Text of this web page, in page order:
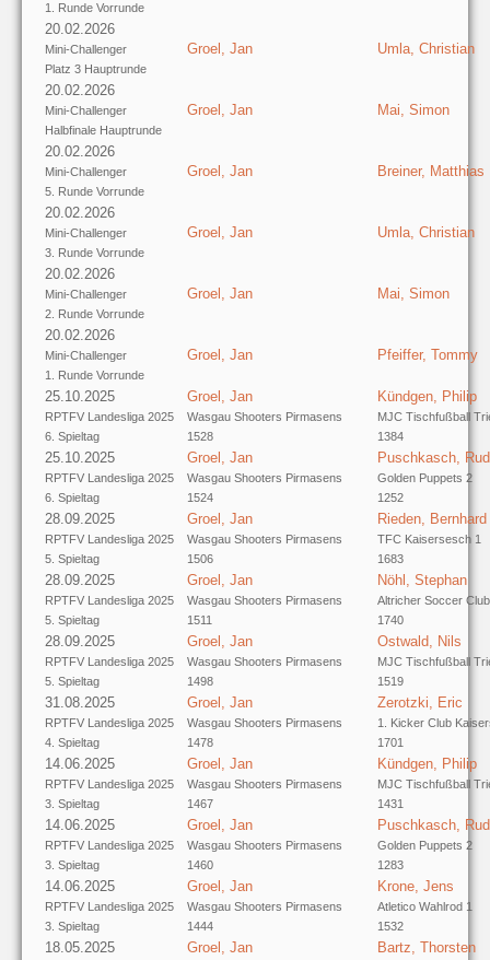
1. Runde Vorrunde
20.02.2026
Mini-Challenger
Platz 3 Hauptrunde
Groel, Jan Umla, Christian
20.02.2026
Mini-Challenger
Halbfinale Hauptrunde
Groel, Jan Mai, Simon
20.02.2026
Mini-Challenger
5. Runde Vorrunde
Groel, Jan Breiner, Matthias
20.02.2026
Mini-Challenger
3. Runde Vorrunde
Groel, Jan Umla, Christian
20.02.2026
Mini-Challenger
2. Runde Vorrunde
Groel, Jan Mai, Simon
20.02.2026
Mini-Challenger
1. Runde Vorrunde
Groel, Jan Pfeiffer, Tommy
25.10.2025
RPTFV Landesliga 2025
6. Spieltag
Groel, Jan
Wasgau Shooters Pirmasens
1528
Kündgen, Philip
MJC Tischfußball
1384
25.10.2025
RPTFV Landesliga 2025
6. Spieltag
Groel, Jan
Wasgau Shooters Pirmasens
1524
Puschkasch,
Golden Puppets 2
1252
28.09.2025
RPTFV Landesliga 2025
5. Spieltag
Groel, Jan
Wasgau Shooters Pirmasens
1506
Rieden, Bernhard
TFC Kaisersesch 1
1683
28.09.2025
RPTFV Landesliga 2025
5. Spieltag
Groel, Jan
Wasgau Shooters Pirmasens
1511
Nöhl, Stephan
Altricher Soccer Club
1740
28.09.2025
RPTFV Landesliga 2025
5. Spieltag
Groel, Jan
Wasgau Shooters Pirmasens
1498
Ostwald, Nils
MJC Tischfußball
1519
31.08.2025
RPTFV Landesliga 2025
4. Spieltag
Groel, Jan
Wasgau Shooters Pirmasens
1478
Zerotzki, Eric
1. Kicker Club
1701
14.06.2025
RPTFV Landesliga 2025
3. Spieltag
Groel, Jan
Wasgau Shooters Pirmasens
1467
Kündgen, Philip
MJC Tischfußball
1431
14.06.2025
RPTFV Landesliga 2025
3. Spieltag
Groel, Jan
Wasgau Shooters Pirmasens
1460
Puschkasch,
Golden Puppets 2
1283
14.06.2025
RPTFV Landesliga 2025
3. Spieltag
Groel, Jan
Wasgau Shooters Pirmasens
1444
Krone, Jens
Atletico Wahlrod 1
1532
18.05.2025 Groel, Jan Bartz, Thorsten